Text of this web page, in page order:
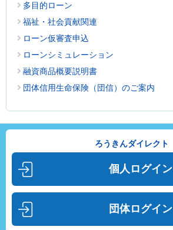
多目的ローン
福祉・社会貢献関連
ローン仮審査申込
ローンシミュレーション
融資商品概要説明書
団体信用生命保険（団信）のご案内
ろうきんダイレクト
個人ログイン
団体ログイン